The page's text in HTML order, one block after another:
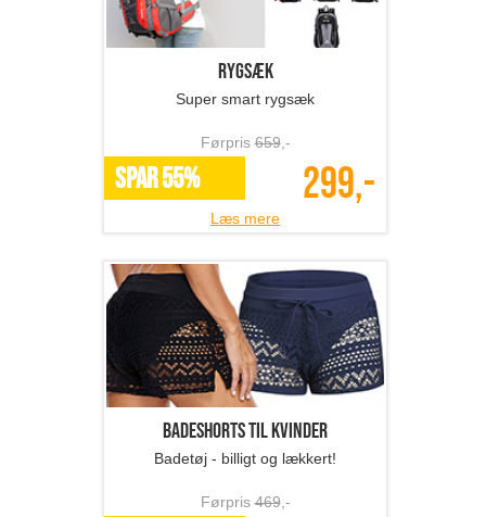
Rygsæk
Super smart rygsæk
Førpris659,-
SPAR 55% 299,-
Læs mere
Badeshorts til kvinder
Badetøj - billigt og lækkert!
Førpris469,-